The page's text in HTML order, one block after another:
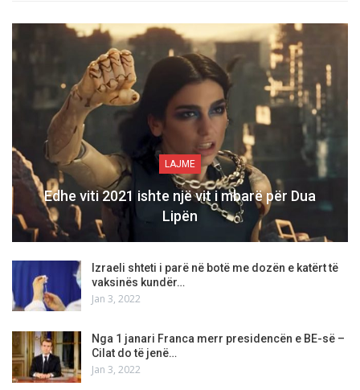
LAJME
Edhe viti 2021 ishte një vit i mbarë për Dua
Lipën
Izraeli shteti i parë në botë me dozën e katërt të
vaksinës kundër…
Jan 3, 2022
Nga 1 janari Franca merr presidencën e BE-së –
Cilat do të jenë…
Jan 3, 2022